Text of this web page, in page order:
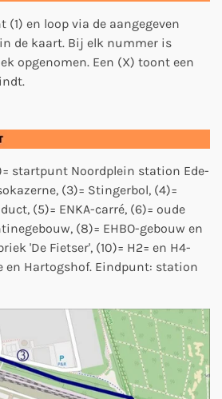
en loop via de aangegeven
de kaart. Bij elk nummer is
opgenomen. Een (X) toont een
startpunt Noordplein station Ede-
(3)= Stingerbol, (4)=
(5)= ENKA-carré, (6)= oude
(8)= EHBO-gebouw en
'De Fietser', (10)= H2= en H4-
en Hartogshof. Eindpunt: station